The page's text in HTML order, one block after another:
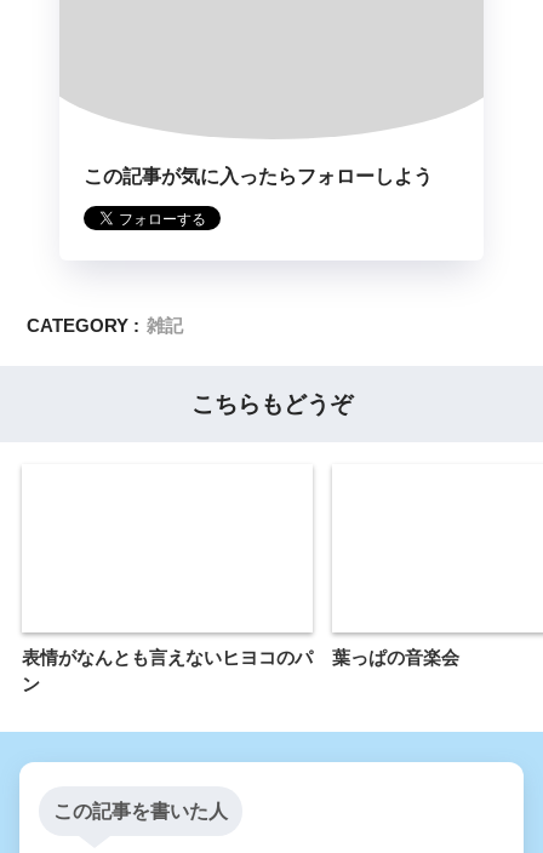
この記事が気に入ったらフォローしよう
CATEGORY : 雑記
こちらもどうぞ
表情がなんとも言えないヒヨコのパ
ン
葉っぱの音楽会
この記事を書いた人